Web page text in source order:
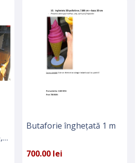
Butaforie înghețată 1 m
700.00 lei